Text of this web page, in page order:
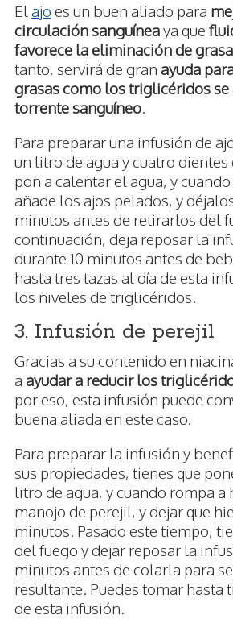
El ajo es un buen aliado para
circulación sanguíneaya que
favorece la eliminación de
tanto, servirá de gran ayuda
grasas como los triglicéridos
torrente sanguíneo.
Para preparar una infusión de
un litro de agua y cuatro dientes
pon a calentar el agua, y
añade los ajos pelados, y
minutos antes de retirarlos del
continuación, deja reposar la
durante 10 minutos antes de
hasta tres tazas al día de esta
los niveles de triglicéridos.
3. Infusión de perejil
Gracias a su contenido en
a ayudar a reducir los
por eso, esta infusión puede
buena aliada en este caso.
Para preparar la infusión y
sus propiedades, tienes que
litro de agua, y cuando rompa a
manojo de perejil, y dejar que
minutos. Pasado este tiempo,
del fuego y dejar reposar la
minutos antes de colarla para
resultante. Puedes tomar hasta
de esta infusión.